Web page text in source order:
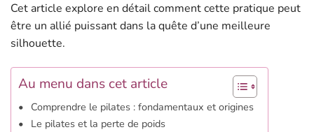
Cet article explore en détail comment cette pratique peut
être un allié puissant dans la quête d’une meilleure
silhouette.
Au menu dans cet article
Comprendre le pilates : fondamentaux et origines
Le pilates et la perte de poids